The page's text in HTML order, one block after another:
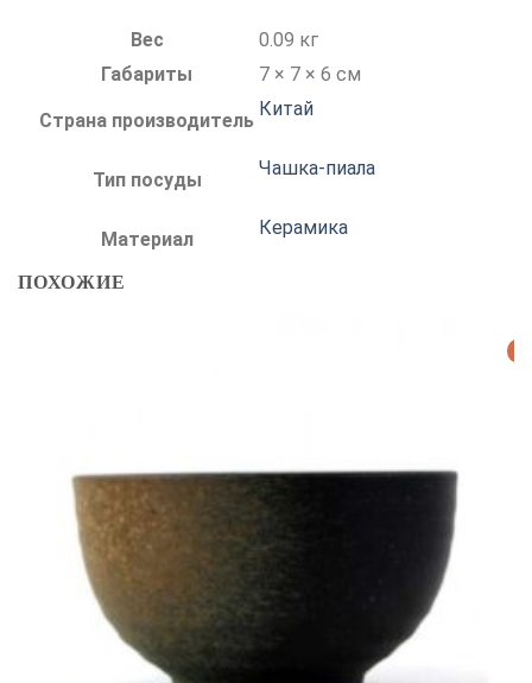
Вес
0.09 кг
Габариты
7 × 7 × 6 см
Страна производитель
Китай
Тип посуды
Чашка-пиала
Материал
Керамика
ПОХОЖИЕ